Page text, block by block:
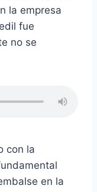
la empresa
fue
no se
con la
en la